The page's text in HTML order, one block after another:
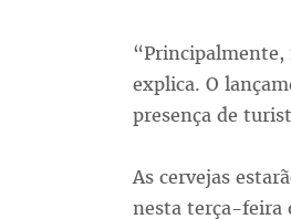
“Principalmente,
explica. O
presença de
As cervejas
nesta terça-feira